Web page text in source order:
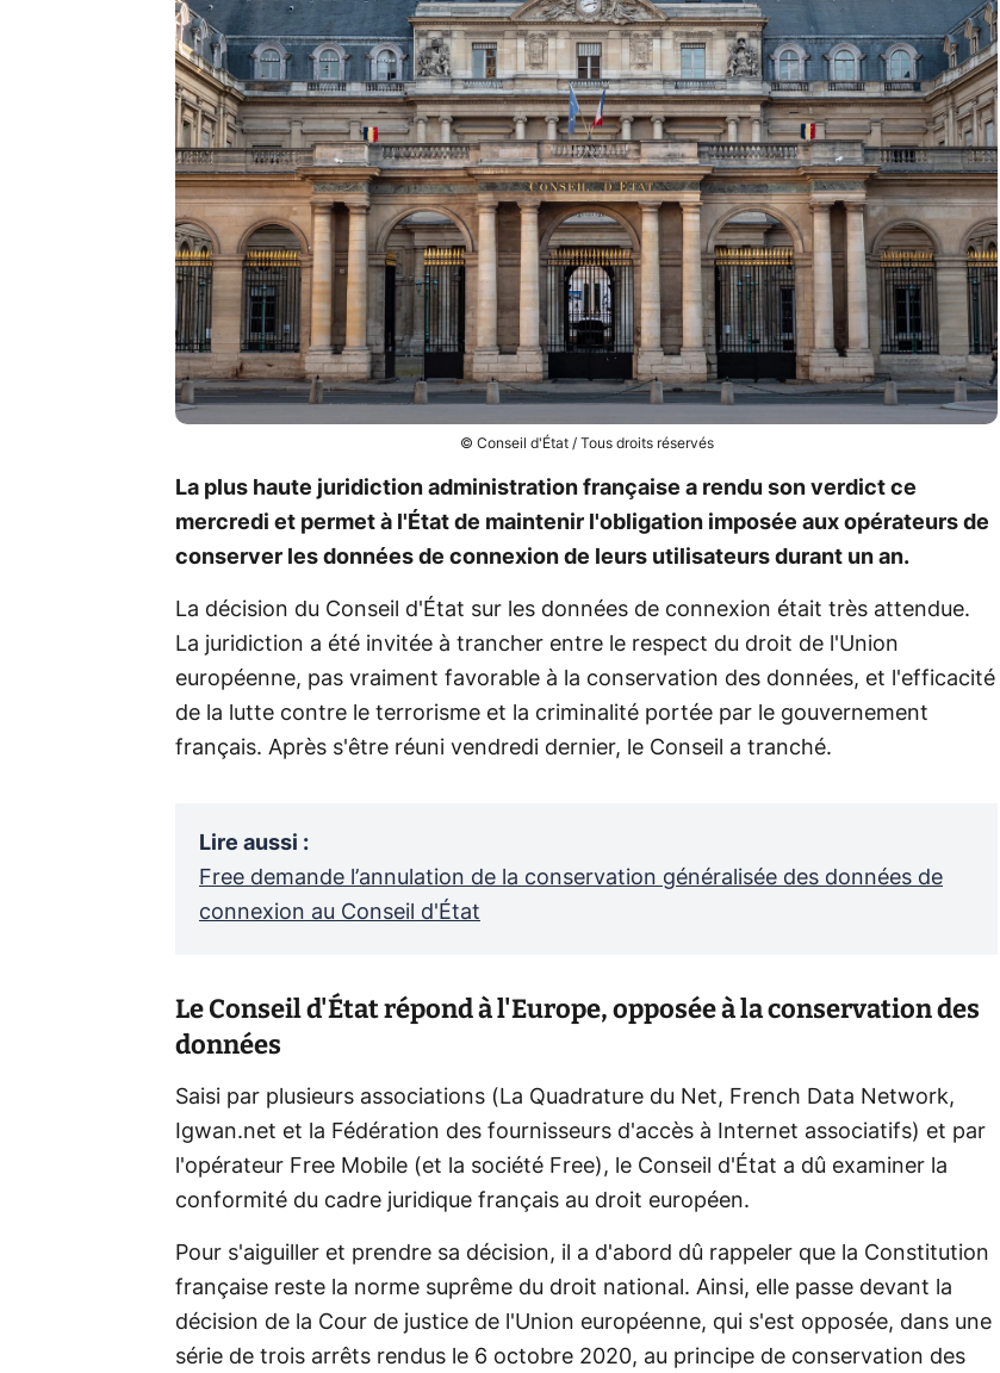
© Conseil d'État / Tous droits réservés
La plus haute juridiction administration française a rendu son verdict ce
mercredi et permet à l'État de maintenir l'obligation imposée aux opérateurs de
conserver les données de connexion de leurs utilisateurs durant un an.
La décision du Conseil d'État sur les données de connexion était très attendue.
La juridiction a été invitée à trancher entre le respect du droit de l'Union
européenne, pas vraiment favorable à la conservation des données, et l'efficacité
de la lutte contre le terrorisme et la criminalité portée par le gouvernement
français. Après s'être réuni vendredi dernier, le Conseil a tranché.
Lire aussi :
Free demande l’annulation de la conservation généralisée des données de
connexion au Conseil d'État
Le Conseil d'État répond à l'Europe, opposée à la conservation des
données
Saisi par plusieurs associations (La Quadrature du Net, French Data Network,
Igwan.net et la Fédération des fournisseurs d'accès à Internet associatifs) et par
l'opérateur Free Mobile (et la société Free), le Conseil d'État a dû examiner la
conformité du cadre juridique français au droit européen.
Pour s'aiguiller et prendre sa décision, il a d'abord dû rappeler que la Constitution
française reste la norme suprême du droit national. Ainsi, elle passe devant la
décision de la Cour de justice de l'Union européenne, qui s'est opposée, dans une
série de trois arrêts rendus le 6 octobre 2020, au principe de conservation des